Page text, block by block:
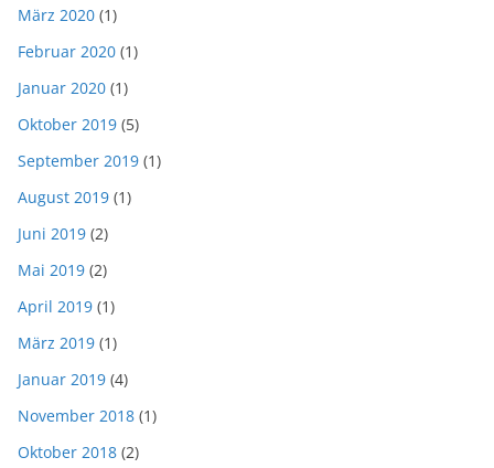
März 2020 (1)
Februar 2020 (1)
Januar 2020 (1)
Oktober 2019 (5)
September 2019 (1)
August 2019 (1)
Juni 2019 (2)
Mai 2019 (2)
April 2019 (1)
März 2019 (1)
Januar 2019 (4)
November 2018 (1)
Oktober 2018 (2)